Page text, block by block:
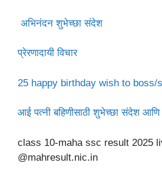
अभिनंदन शुभेच्छा संदेश
प्रेरणादायी विचार
25 happy birthday wish to boss/
आई पत्नी बहिणीसाठी शुभेच्छा संदेश आणि
class 10-maha ssc result 2025
@mahresult.nic.in